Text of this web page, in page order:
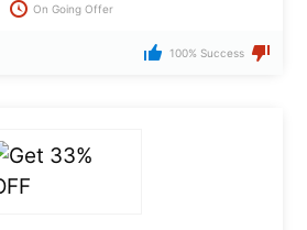
On Going Offer
100% Success